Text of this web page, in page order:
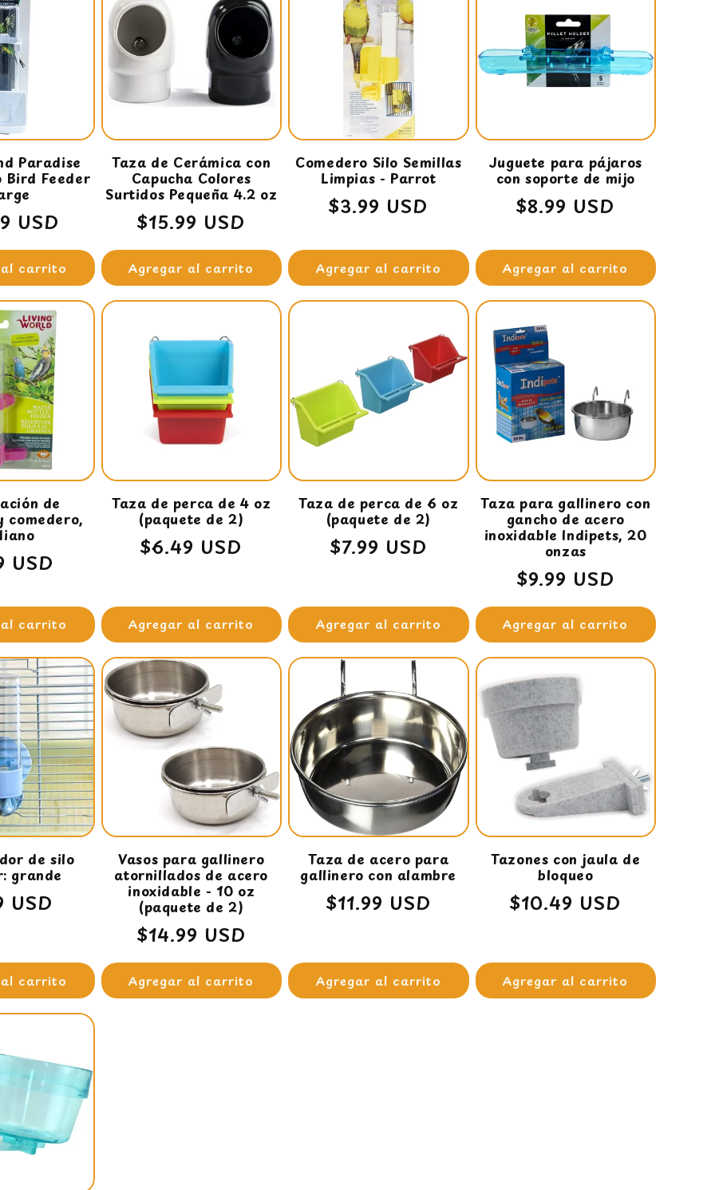
Paradise
Bird Feeder
USD
carrito
Taza de Cerámica con
Capucha Colores
Surtidos Pequeña 4.2 oz
Precio
habitual
$15.99 USD
Agregar al carrito
Comedero Silo Semillas
Limpias - Parrot
Precio
$3.99 USD
Agregar al carrito
Juguete para pájaros
con soporte de mijo
Precio
$8.99 USD
Agregar al carrito
de
comedero,
USD
carrito
Taza de perca de 4 oz
(paquete de 2)
Precio
$6.49 USD
Agregar al carrito
Taza de perca de 6 oz
(paquete de 2)
Precio
$7.99 USD
Agregar al carrito
Taza para gallinero con
gancho de acero
inoxidable Indipets, 20
onzas
Precio
habitual
$9.99 USD
Agregar al carrito
de silo
grande
USD
carrito
Vasos para gallinero
atornillados de acero
inoxidable - 10 oz
(paquete de 2)
Precio
habitual
$14.99 USD
Agregar al carrito
Taza de acero para
gallinero con alambre
Precio
$11.99 USD
Agregar al carrito
Tazones con jaula de
bloqueo
Precio
$10.49 USD
Agregar al carrito